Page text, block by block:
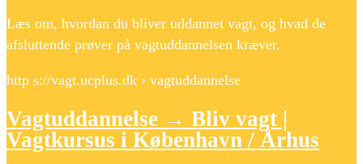
Læs om, hvordan du bliver uddannet vagt, og hvad de
afsluttende prøver på vagtuddannelsen kræver.
http s://vagt.ucplus.dk › vagtuddannelse
Vagtuddannelse → Bliv vagt |
Vagtkursus i København / Århus